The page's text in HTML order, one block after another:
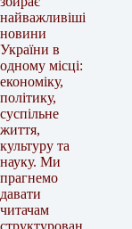
найважливіші
новини
України в
одному місці:
економіку,
політику,
суспільне
життя,
культуру та
науку. Ми
прагнемо
давати
читачам